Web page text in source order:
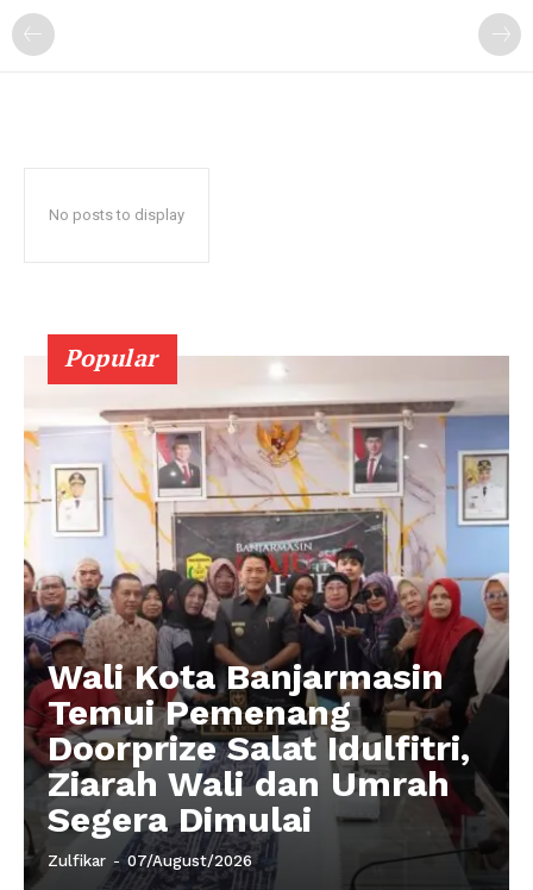
No posts to display
Popular
Wali Kota Banjarmasin
Temui Pemenang
Doorprize Salat Idulfitri,
Ziarah Wali dan Umrah
Segera Dimulai
Zulfikar - 07/August/2026